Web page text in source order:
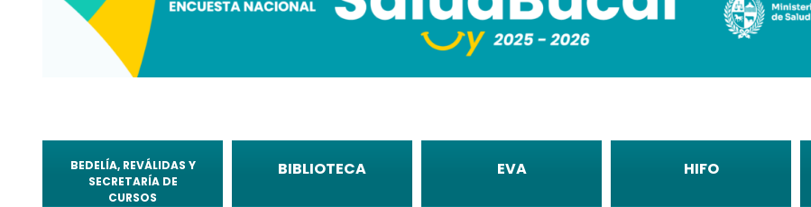
BEDELÍA, REVÁLIDAS Y
SECRETARÍA DE
CURSOS
BIBLIOTECA EVA HIFO